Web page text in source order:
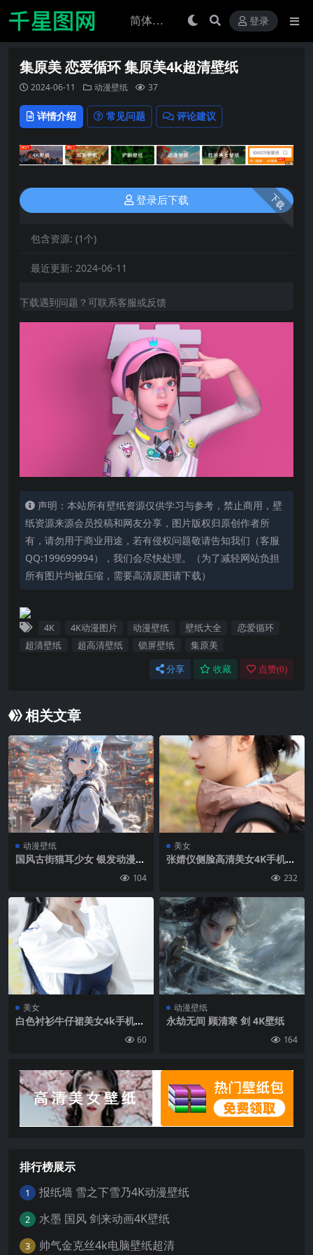
登录
集原美 恋爱循环 集原美4k超清壁纸
2024-06-11 动漫壁纸 37
详情介绍 常见问题 评论建议
下载
登录后下载
包含资源: (1个)
最近更新: 2024-06-11
下载遇到问题？可联系客服或反馈
声明：本站所有壁纸资源仅供学习与参考，禁止商用，壁
纸资源来源会员投稿和网友分享，图片版权归原创作者所
有，请勿用于商业用途，若有侵权问题敬请告知我们（客服
QQ:199699994），我们会尽快处理。（为了减轻网站负担
所有图片均被压缩，需要高清原图请下载）
4K 4K动漫图片 动漫壁纸 壁纸大全
恋爱循环
超清壁纸
超高清壁纸 锁屏壁纸 集原美
分享 收藏 点赞(0)
相关文章
动漫壁纸
国风古街猫耳少女 银发动漫萌
104
美女
张婧仪侧脸高清美女4K手机壁
232
美女
白色衬衫牛仔裙美女4k手机桌
60
动漫壁纸
永劫无间 顾清寒 剑 4K壁纸
164
排行榜展示
1 报纸墙 雪之下雪乃4K动漫壁纸
2 水墨 国风 剑来动画4K壁纸
3 帅气金克丝4k电脑壁纸超清